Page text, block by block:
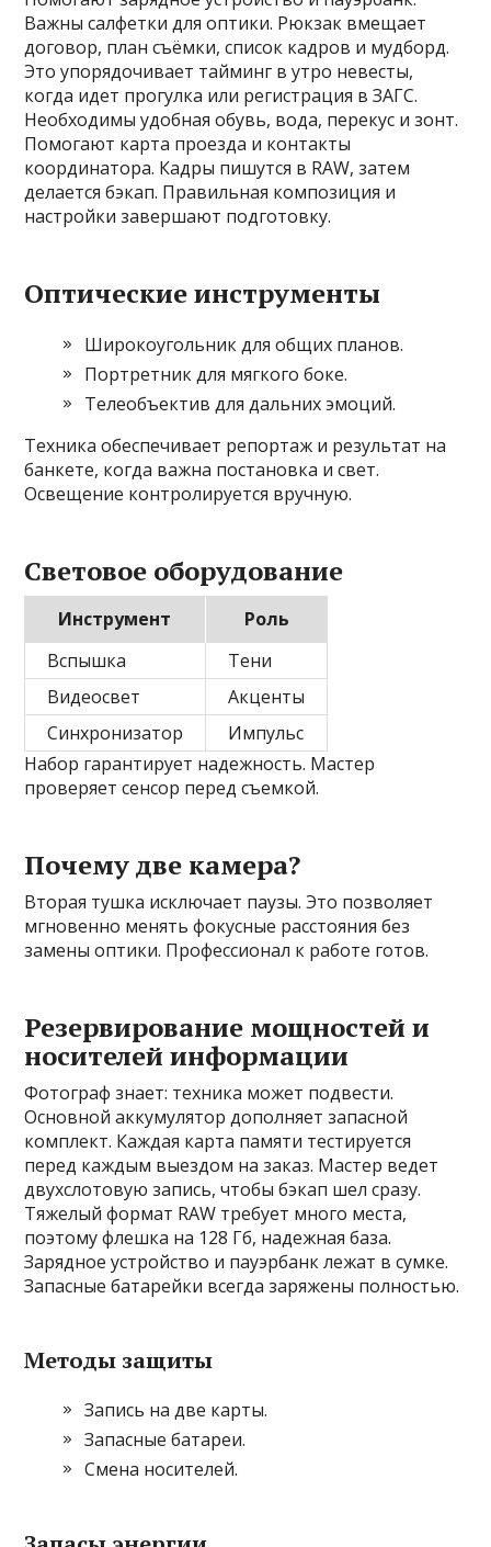
Важны салфетки для оптики. Рюкзак вмещает
договор, план съёмки, список кадров и мудборд.
Это упорядочивает тайминг в утро невесты,
когда идет прогулка или регистрация в ЗАГС.
Необходимы удобная обувь, вода, перекус и зонт.
Помогают карта проезда и контакты
координатора. Кадры пишутся в RAW, затем
делается бэкап. Правильная композиция и
настройки завершают подготовку.
Оптические инструменты
Широкоугольник для общих планов.
Портретник для мягкого боке.
Телеобъектив для дальних эмоций.
Техника обеспечивает репортаж и результат на
банкете, когда важна постановка и свет.
Освещение контролируется вручную.
Световое оборудование
Инструмент
Роль
Вспышка
Тени
Видеосвет
Акценты
Синхронизатор
Импульс
Набор гарантирует надежность. Мастер
проверяет сенсор перед съемкой.
Почему две камера?
Вторая тушка исключает паузы. Это позволяет
мгновенно менять фокусные расстояния без
замены оптики. Профессионал к работе готов.
Резервирование мощностей и
носителей информации
Фотограф знает: техника может подвести.
Основной аккумулятор дополняет запасной
комплект. Каждая карта памяти тестируется
перед каждым выездом на заказ. Мастер ведет
двухслотовую запись, чтобы бэкап шел сразу.
Тяжелый формат RAW требует много места,
поэтому флешка на 128 Гб, надежная база.
Зарядное устройство и пауэрбанк лежат в сумке.
Запасные батарейки всегда заряжены полностью.
Методы защиты
Запись на две карты.
Запасные батареи.
Смена носителей.